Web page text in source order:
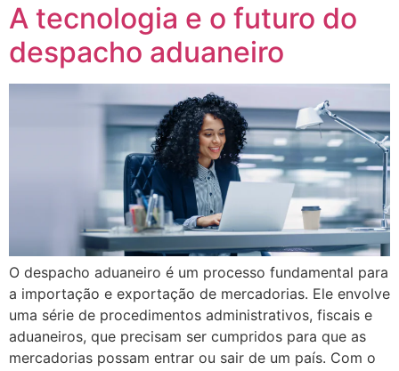
A tecnologia e o futuro do
despacho aduaneiro
O despacho aduaneiro é um processo fundamental para
a importação e exportação de mercadorias. Ele envolve
uma série de procedimentos administrativos, fiscais e
aduaneiros, que precisam ser cumpridos para que as
mercadorias possam entrar ou sair de um país. Com o